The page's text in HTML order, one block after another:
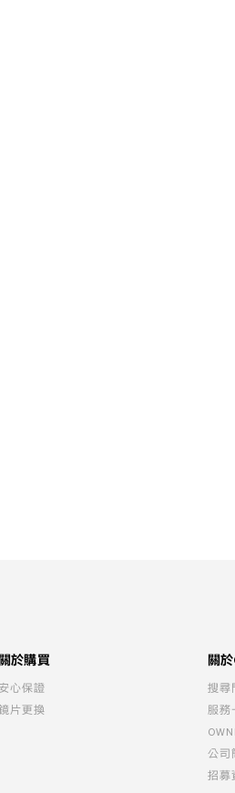
關於購買
安心保證
片更換
關
搜尋
服務
公司
招募